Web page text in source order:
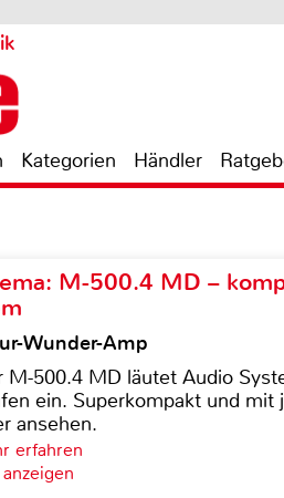
Kategorien Händler
M-500.4 MD –
Wunder-Amp
M-500.4 MD läutet Audio
ein. Superkompakt und
ansehen.
erfahren